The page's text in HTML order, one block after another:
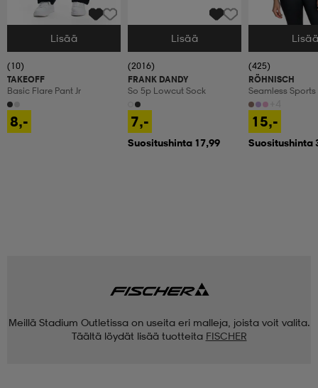
Valitse Koko
Lisää
(10)
TAKEOFF
Basic Flare Pant Jr
8,-
Valitse Koko
Lisää
(2016)
FRANK DANDY
So 5p Lowcut Sock
7,-
Suositushinta 17,99
Valitse Koko
(425)
RÖHNISCH
Seamless Sports
15,-
Suositushinta
Meillä Stadium Outletissa on useita eri malleja, joista voit valita.
Täältä löydät lisää tuotteita FISCHER